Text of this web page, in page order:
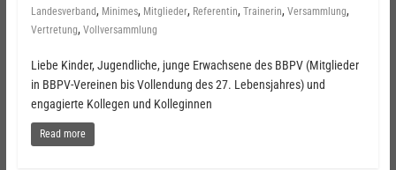
Landesverband, Minimes, Mitglieder, Referentin, Trainerin, Versammlung,
Vertretung, Vollversammlung
Liebe Kinder, Jugendliche, junge Erwachsene des BBPV (Mitglieder
in BBPV-Vereinen bis Vollendung des 27. Lebensjahres) und
engagierte Kollegen und Kolleginnen
Read more